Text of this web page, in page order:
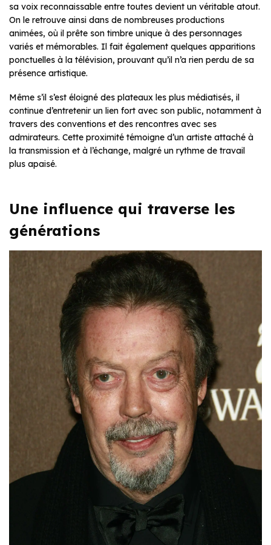
sa voix reconnaissable entre toutes devient un véritable atout.
On le retrouve ainsi dans de nombreuses productions
animées, où il prête son timbre unique à des personnages
variés et mémorables. Il fait également quelques apparitions
ponctuelles à la télévision, prouvant qu’il n’a rien perdu de sa
présence artistique.
Même s’il s’est éloigné des plateaux les plus médiatisés, il
continue d’entretenir un lien fort avec son public, notamment à
travers des conventions et des rencontres avec ses
admirateurs. Cette proximité témoigne d’un artiste attaché à
la transmission et à l’échange, malgré un rythme de travail
plus apaisé.
Une influence qui traverse les
générations